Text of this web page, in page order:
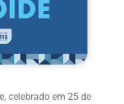
celebrado em 25 de